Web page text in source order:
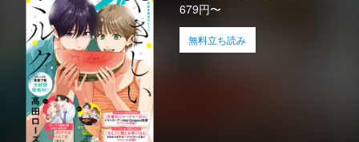
679円〜
無料立ち読み